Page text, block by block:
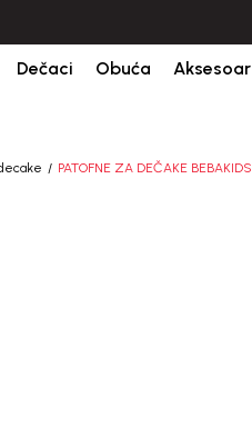
Dečaci Obuća Aksesoar
PATOFNE ZA DEČAKE BEBAKIDS